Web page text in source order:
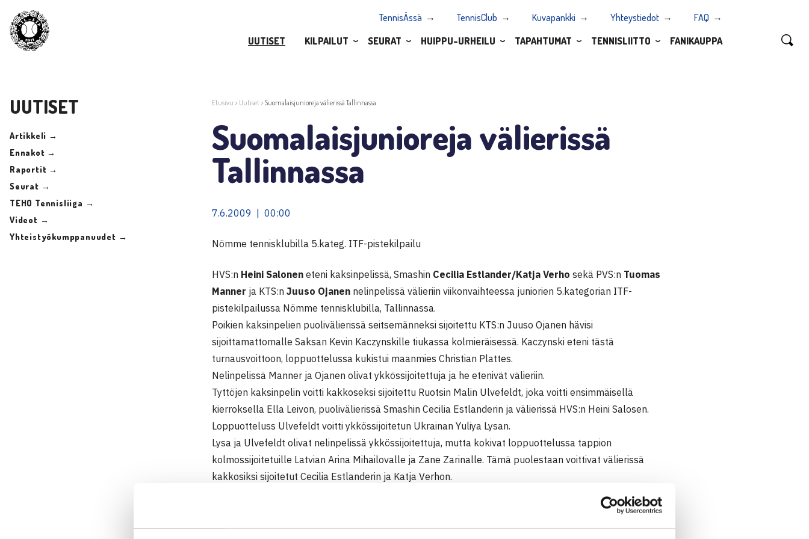
TennisÄssä TennisClub Kuvapankki Yhteystiedot
FAQ
UUTISET
KILPAILUT SEURAT HUIPPU-URHEILU TAPAHTUMAT TENNISLIITTO FANIKAUPPA
UUTISET
Artikkeli →
Ennakot →
Raportit →
Seurat →
TEHO Tennisliiga →
Videot →
Yhteistyökumppanuudet →
Etusivu > Uutiset>Suomalaisjunioreja välierissä Tallinnassa
Suomalaisjunioreja välierissä
Tallinnassa
7.6.2009 | 00:00
Nömme tennisklubilla 5.kateg. ITF-pistekilpailu
HVS:n Heini Salonen eteni kaksinpelissä, Smashin Cecilia Estlander/Katja Verho sekä PVS:n Tuomas
Manner ja KTS:n Juuso Ojanen nelinpelissä välieriin viikonvaihteessa juniorien 5.kategorian ITF-
pistekilpailussa Nömme tennisklubilla, Tallinnassa.
Poikien kaksinpelien puolivälierissä seitsemänneksi sijoitettu KTS:n Juuso Ojanen hävisi
sijoittamattomalle Saksan Kevin Kaczynskille tiukassa kolmieräisessä. Kaczynski eteni tästä
turnausvoittoon, loppuottelussa kukistui maanmies Christian Plattes.
Nelinpelissä Manner ja Ojanen olivat ykkössijoitettuja ja he etenivät välieriin.
Tyttöjen kaksinpelin voitti kakkoseksi sijoitettu Ruotsin Malin Ulvefeldt, joka voitti ensimmäisellä
kierroksella Ella Leivon, puolivälierissä Smashin Cecilia Estlanderin ja välierissä HVS:n Heini Salosen.
Loppuotteluss Ulvefeldt voitti ykkössijoitetun Ukrainan Yuliya Lysan.
Lysa ja Ulvefeldt olivat nelinpelissä ykkössijoitettuja, mutta kokivat loppuottelussa tappion
kolmossijoitetuille Latvian Arina Mihailovalle ja Zane Zarinalle. Tämä puolestaan voittivat välierissä
kakkosiksi sijoitetut Cecilia Estlanderin ja Katja Verhon.